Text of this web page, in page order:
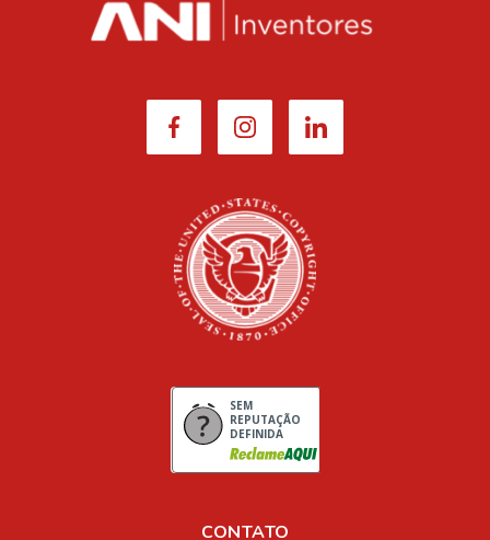
SEM
REPUTAÇÃO
DEFINIDA
CONTATO